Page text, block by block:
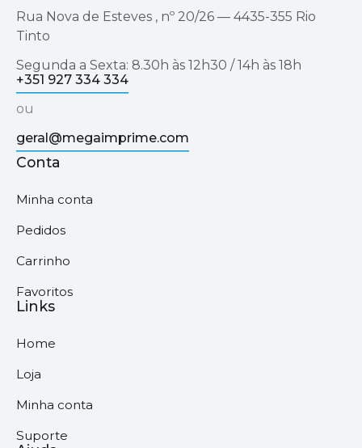
Rua Nova de Esteves , nº 20/26 — 4435-355 Rio
Tinto
Segunda a Sexta: 8.30h às 12h30 / 14h às 18h
+351 927 334 334
ou
geral@megaimprime.com
Conta
Minha conta
Pedidos
Carrinho
Favoritos
Links
Home
Loja
Minha conta
Suporte